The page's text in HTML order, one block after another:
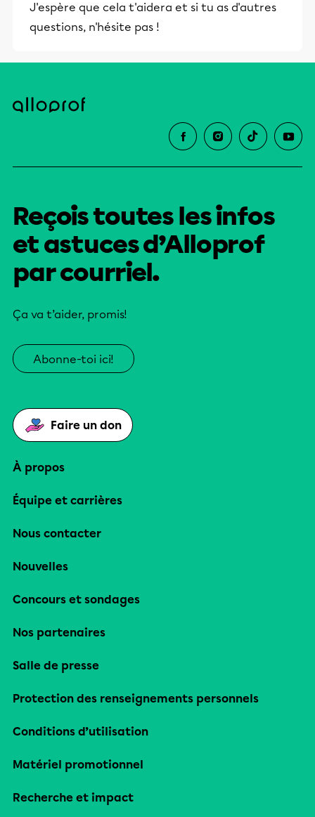
J'espère que cela t'aidera et si tu as d'autres
questions, n'hésite pas !
Reçois toutes les infos
et astuces d’Alloprof
par courriel.
Ça va t’aider, promis!
Abonne-toi ici!
Faire un don
À propos
Équipe et carrières
Nous contacter
Nouvelles
Concours et sondages
Nos partenaires
Salle de presse
Protection des renseignements personnels
Conditions d’utilisation
Matériel promotionnel
Recherche et impact